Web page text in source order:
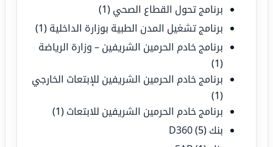
برنامج تحول القطاع الصحي (1)
برنامج تشغيل المدن الطبية بوزارة الداخلية (1)
برنامج خادم الحرمين الشريفين – وزارة الرياضة
(1)
برنامج خادم الحرمين الشريفين للإبتعاث الخارجي
(1)
برنامج خادم الحرمين الشريفين للابتعاث (1)
بنك D360 (5)